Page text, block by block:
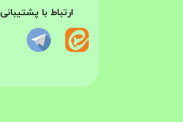
ارتباط با پشتیبانی